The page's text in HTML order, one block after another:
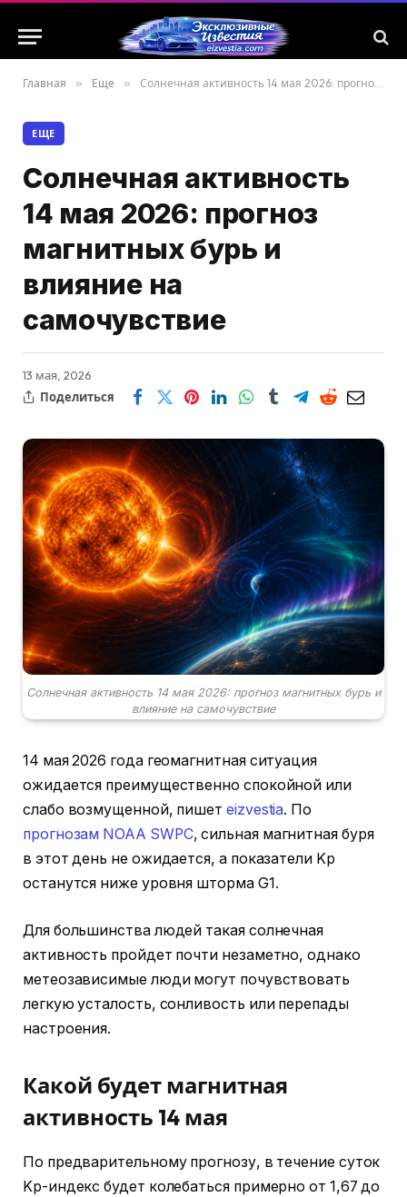
Главная » Еще » Солнечная активность 14 мая 2026: прогноз магнитных бурь и влияние на самочувствие
ЕЩЕ
Солнечная активность
14 мая 2026: прогноз
магнитных бурь и
влияние на
самочувствие
13 мая, 2026
Поделиться
Солнечная активность 14 мая 2026: прогноз магнитных бурь и
влияние на самочувствие
14 мая 2026 года геомагнитная ситуация
ожидается преимущественно спокойной или
слабо возмущенной, пишетeizvestia. По
прогнозам NOAA SWPC, сильная магнитная буря
в этот день не ожидается, а показатели Kp
останутся ниже уровня шторма G1.
Для большинства людей такая солнечная
активность пройдет почти незаметно, однако
метеозависимые люди могут почувствовать
легкую усталость, сонливость или перепады
настроения.
Какой будет магнитная
активность 14 мая
По предварительному прогнозу, в течение суток
Kp-индекс будет колебаться примерно от 1,67 до